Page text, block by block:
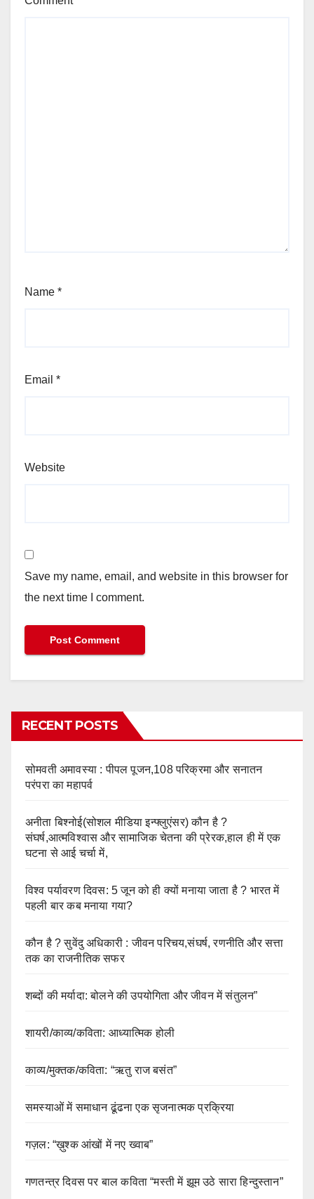
Name *
Email *
Website
Save my name, email, and website in this browser for
the next time I comment.
RECENT POSTS
सोमवती अमावस्या : पीपल पूजन,108 परिक्रमा और सनातन
परंपरा का महापर्व
अनीता बिश्नोई(सोशल मीडिया इन्फ्लुएंसर) कौन है ?
संघर्ष,आत्मविश्वास और सामाजिक चेतना की प्रेरक,हाल ही में एक
घटना से आई चर्चा में,
विश्व पर्यावरण दिवस: 5 जून को ही क्यों मनाया जाता है ? भारत में
पहली बार कब मनाया गया?
कौन है ? सुवेंदु अधिकारी : जीवन परिचय,संघर्ष, रणनीति और सत्ता
तक का राजनीतिक सफर
शब्दों की मर्यादा: बोलने की उपयोगिता और जीवन में संतुलन”
शायरी/काव्य/कविता: आध्यात्मिक होली
काव्य/मुक्तक/कविता: “ऋतु राज बसंत”
समस्याओं में समाधान ढूंढना एक सृजनात्मक प्रक्रिया
गज़ल: “ख़ुश्क आंखों में नए ख्वाब”
गणतन्त्र दिवस पर बाल कविता “मस्ती में झूम उठे सारा हिन्दुस्तान”